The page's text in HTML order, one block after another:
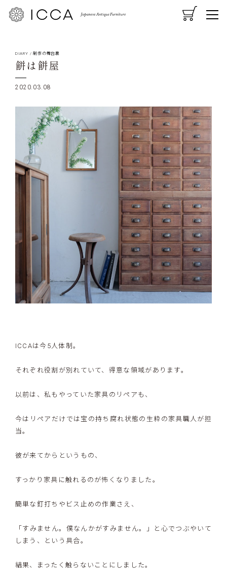
CART MENU
DIARY /制作の舞台裏
餅は餅屋
2020.03.08
ICCAは今5人体制。
それぞれ役割が別れていて、得意な領域があります。
以前は、私もやっていた家具のリペアも、
今はリペアだけでは宝の持ち腐れ状態の生粋の家具職人が担
当。
彼が来てからというもの、
すっかり家具に触れるのが怖くなりました。
簡単な釘打ちやビス止めの作業さえ、
「すみません。僕なんかがすみません。」と心でつぶやいて
しまう、という具合。
結果、まったく触らないことにしました。